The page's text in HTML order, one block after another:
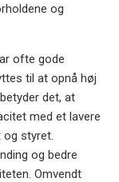
og
ofte gode
til at opnå høj
det, at
med et lavere
og styret.
og bedre
Omvendt